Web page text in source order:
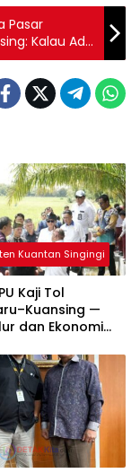
Pasar
Kalau Ada
Kuantan Singingi
Kaji Tol
—
dan Ekonomi